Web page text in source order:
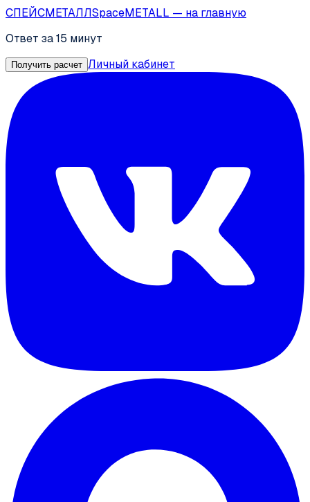
СПЕЙСМЕТАЛЛSpaceMETALL — на главную
Ответ за 15 минут
Получить расчет Личный кабинет